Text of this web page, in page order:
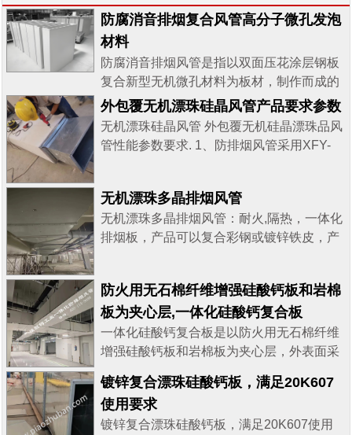
防腐消音排烟复合风管高分子微孔发泡
材料
防腐消音排烟风管是指以双面压花涂层钢板
复合新型无机微孔材料为板材，制作而成的
风管系统。防腐消音排烟风管板材中间层为
新型无机微孔材料，上下层为压花彩钢板。
防腐消音排烟风管具有良好的钢性和强度以
统铁皮风管相比拟，强于无机玻璃钢风管，
同时避免了交叉施工过程的破坏，燃烧性能
为不燃A级，耐火极限为120min，是目前市
外包覆无机漂珠硅晶风管产品要求参数
无机漂珠硅晶风管 外包覆无机硅晶漂珠品风
管性能参数要求. 1、防排烟风管采用XFY-
据要求可复合钢板采用无胶复合而成，钢板
厚度>0.2mm ，芯材密度>280kg/平方米,PH
值>6.8,导热系券25t
无机漂珠多晶排烟风管
无机漂珠多晶排烟风管：耐火,隔热，一体化
排烟板，产品可以复合彩钢或镀锌铁皮，产
工，或成品管发货，到工地后直接拼装和吊
装即可！ 更多信息可以联系我们！
防火用无石棉纤维增强硅酸钙板和岩棉
板为夹心层,一体化硅酸钙复合板
一体化硅酸钙复合板是以防火用无石棉纤维
增强硅酸钙板和岩棉板为夹心层，外表面采
及排风兼排烟的风管采用镀锌钢板制作，壁
厚见GB51251-2017
镀锌复合漂珠硅酸钙板，满足20K607
使用要求
镀锌复合漂珠硅酸钙板，满足20K607使用